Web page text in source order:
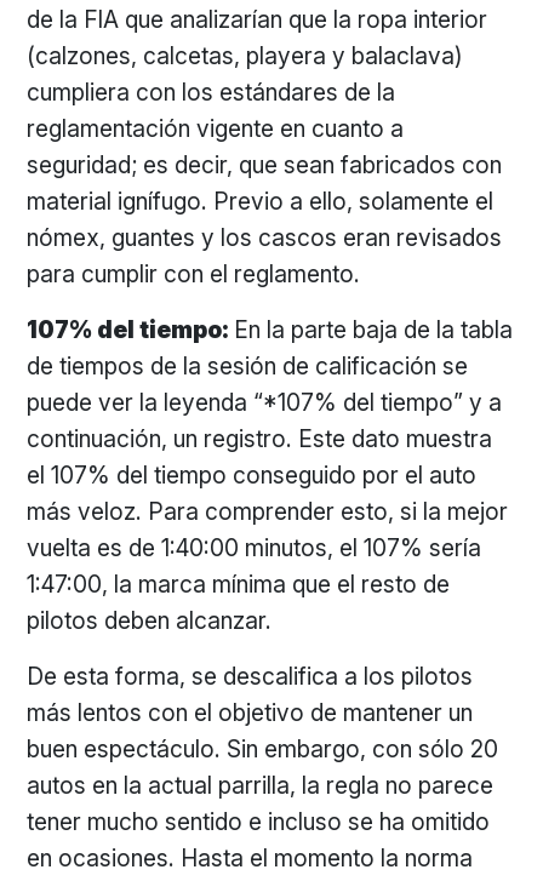
de la FIA que analizarían que la ropa interior
(calzones, calcetas, playera y balaclava)
cumpliera con los estándares de la
reglamentación vigente en cuanto a
seguridad; es decir, que sean fabricados con
material ignífugo. Previo a ello, solamente el
nómex, guantes y los cascos eran revisados
para cumplir con el reglamento.
107% del tiempo: En la parte baja de la tabla
de tiempos de la sesión de calificación se
puede ver la leyenda “*107% del tiempo” y a
continuación, un registro. Este dato muestra
el 107% del tiempo conseguido por el auto
más veloz. Para comprender esto, si la mejor
vuelta es de 1:40:00 minutos, el 107% sería
1:47:00, la marca mínima que el resto de
pilotos deben alcanzar.
De esta forma, se descalifica a los pilotos
más lentos con el objetivo de mantener un
buen espectáculo. Sin embargo, con sólo 20
autos en la actual parrilla, la regla no parece
tener mucho sentido e incluso se ha omitido
en ocasiones. Hasta el momento la norma